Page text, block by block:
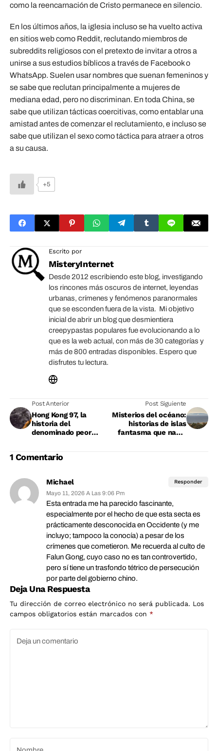
como la reencarnación de Cristo permanece en silencio.
En los últimos años, la iglesia incluso se ha vuelto activa
en sitios web como Reddit, reclutando miembros de
subreddits religiosos con el pretexto de invitar a otros a
unirse a sus estudios bíblicos a través de Facebook o
WhatsApp. Suelen usar nombres que suenan femeninos y
se sabe que reclutan principalmente a mujeres de
mediana edad, pero no discriminan. En toda China, se
sabe que utilizan tácticas coercitivas, como entablar una
amistad antes de comenzar el reclutamiento, e incluso se
sabe que utilizan el sexo como táctica para atraer a otros
a su causa.
+5
Escrito por
MisteryInternet
Desde 2012 escribiendo este blog, investigando
los rincones más oscuros de internet, leyendas
urbanas, crímenes y fenómenos paranormales
que se esconden fuera de la vista. Mi objetivo
inicial de abrir un blog que desmientiera
creepypastas populares fue evolucionando a lo
que es la web actual, con más de 30 categorías y
más de 800 entradas disponibles. Espero que
disfrutes tu lectura.
Post Anterior
Hong Kong 97, la
historia del
denominado peor
Post Siguiente
Misterios del océano:
historias de islas
fantasma que nadie
1 Comentario
Michael
Mayo 11, 2026 A Las 9:06 Pm
Esta entrada me ha parecido fascinante,
especialmente por el hecho de que esta secta es
prácticamente desconocida en Occidente (y me
incluyo; tampoco la conocía) a pesar de los
crímenes que cometieron. Me recuerda al culto de
Falun Gong, cuyo caso no es tan controvertido,
pero sí tiene un trasfondo tétrico de persecución
por parte del gobierno chino.
Responder
Deja Una Respuesta
Tu dirección de correo electrónico no será publicada. Los
campos obligatorios están marcados con *